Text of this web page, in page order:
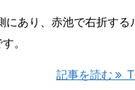
あり、赤池で右折する
。
記事を読む